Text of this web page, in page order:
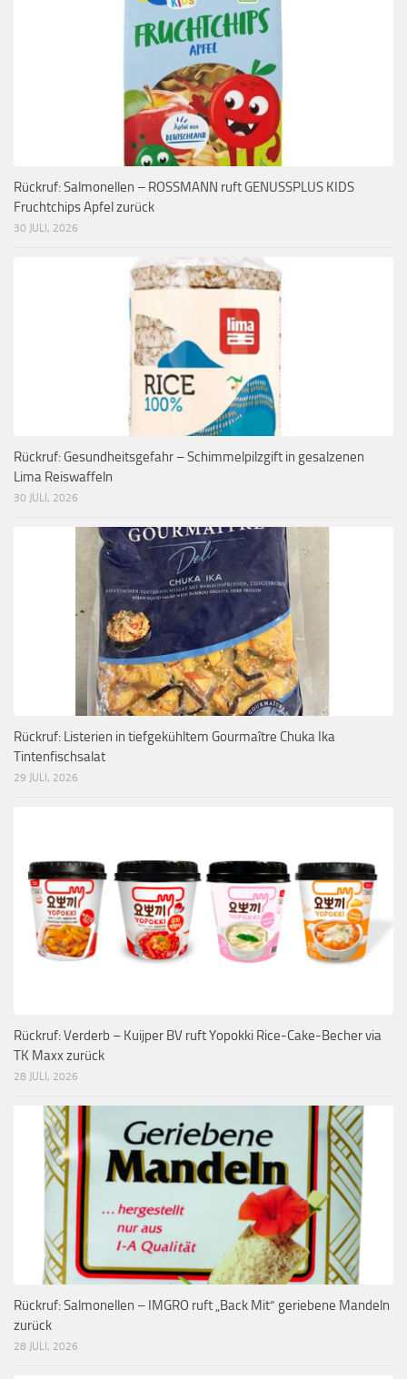
Rückruf: Salmonellen – ROSSMANN ruft GENUSSPLUS KIDS
Fruchtchips Apfel zurück
30 JULI, 2026
Rückruf: Gesundheitsgefahr – Schimmelpilzgift in gesalzenen
Lima Reiswaffeln
30 JULI, 2026
Rückruf: Listerien in tiefgekühltem Gourmaître Chuka Ika
Tintenfischsalat
29 JULI, 2026
Rückruf: Verderb – Kuijper BV ruft Yopokki Rice-Cake-Becher via
TK Maxx zurück
28 JULI, 2026
Rückruf: Salmonellen – IMGRO ruft „Back Mit“ geriebene Mandeln
zurück
28 JULI, 2026